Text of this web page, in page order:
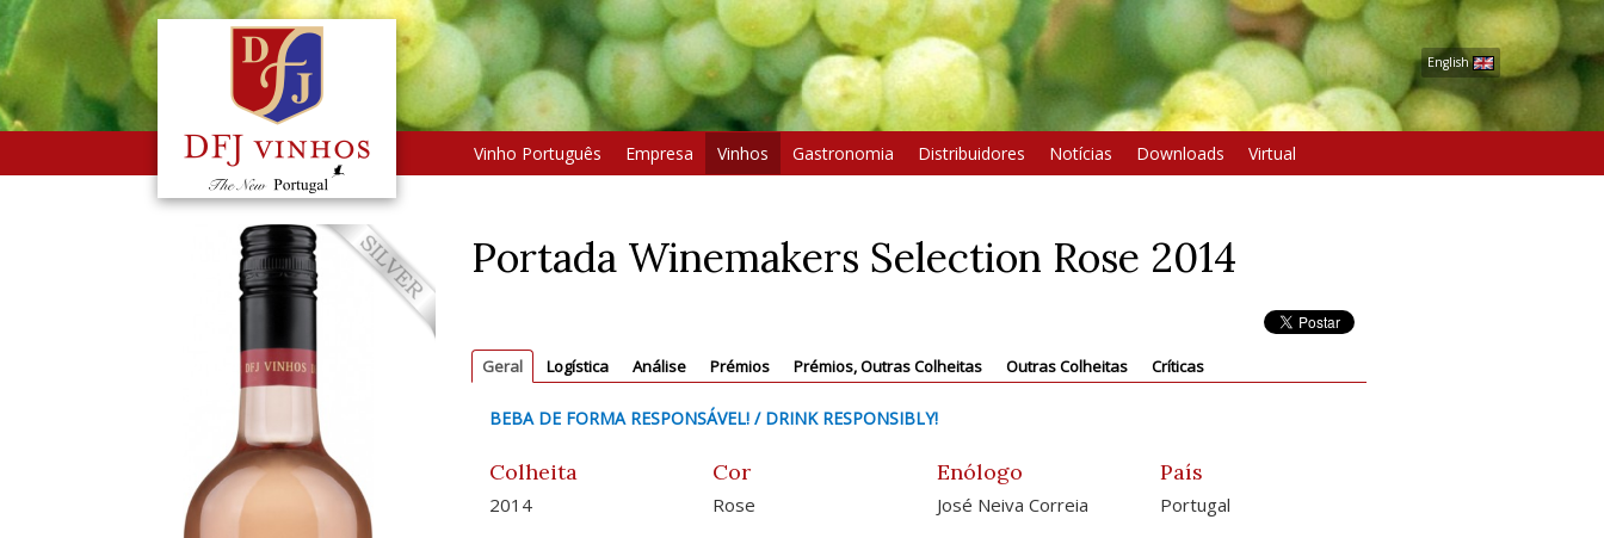
English
Vinho Português Empresa Vinhos Gastronomia Distribuidores Notícias Downloads Virtual
Portada Winemakers Selection Rose 2014
Geral Logística Análise Prémios Prémios, Outras Colheitas Outras Colheitas Críticas
BEBA DE FORMA RESPONSÁVEL! / DRINK RESPONSIBLY!
Colheita
2014
Cor
Rose
Enólogo
José Neiva Correia
País
Portugal